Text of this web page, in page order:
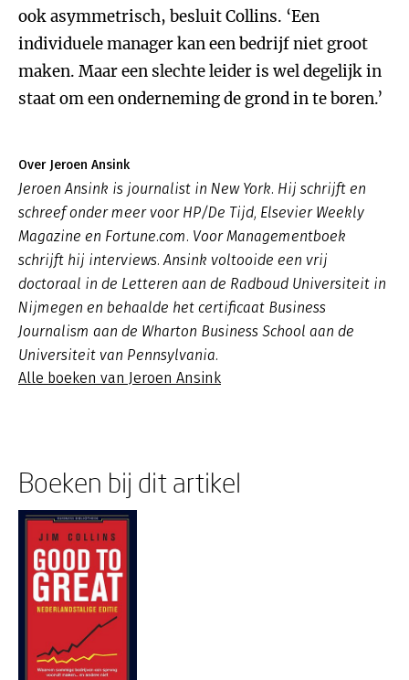
ook asymmetrisch, besluit Collins. ‘Een
individuele manager kan een bedrijf niet groot
maken. Maar een slechte leider is wel degelijk in
staat om een onderneming de grond in te boren.’
Over Jeroen Ansink
Jeroen Ansink is journalist in New York. Hij schrijft en
schreef onder meer voor HP/De Tijd, Elsevier Weekly
Magazine en Fortune.com. Voor Managementboek
schrijft hij interviews. Ansink voltooide een vrij
doctoraal in de Letteren aan de Radboud Universiteit in
Nijmegen en behaalde het certificaat Business
Journalism aan de Wharton Business School aan de
Universiteit van Pennsylvania.
Alle boeken van Jeroen Ansink
Boeken bij dit artikel